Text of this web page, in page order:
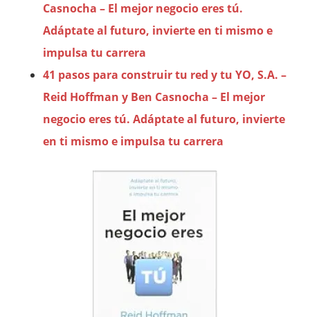
Casnocha – El mejor negocio eres tú.
Adáptate al futuro, invierte en ti mismo e
impulsa tu carrera
41 pasos para construir tu red y tu YO, S.A. –
Reid Hoffman y Ben Casnocha – El mejor
negocio eres tú. Adáptate al futuro, invierte
en ti mismo e impulsa tu carrera